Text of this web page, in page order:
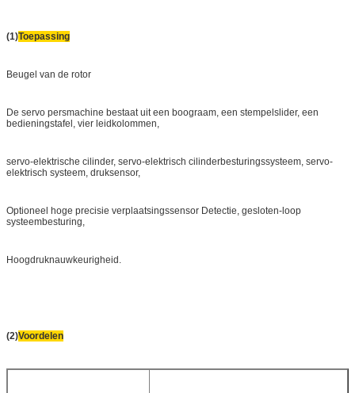
(1)Toepassing
Beugel van de rotor
De servo persmachine bestaat uit een boograam, een stempelslider, een
bedieningstafel, vier leidkolommen,
servo-elektrische cilinder, servo-elektrisch cilinderbesturingssysteem, servo-
elektrisch systeem, druksensor,
Optioneel hoge precisie verplaatsingssensor Detectie, gesloten-loop
systeembesturing,
Hoogdruknauwkeurigheid.
(2)Voordelen